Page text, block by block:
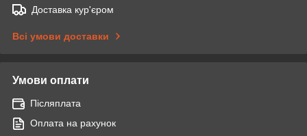
Доставка кур'єром
Всі умови доставки
Умови оплати
Післяплата
Оплата на рахунок